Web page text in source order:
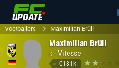
Voetballers Maximilian Brüll
Maximilian Brüll
K - Vitesse
€181k